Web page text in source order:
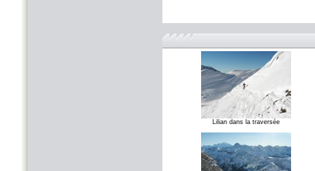
Lilian dans la traversée